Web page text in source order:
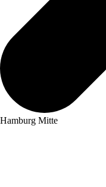
Hamburg Mitte